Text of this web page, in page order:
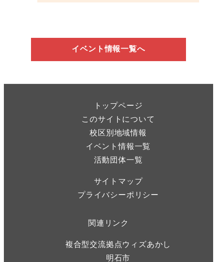
イベント情報一覧へ
トップページ
このサイトについて
校区別地域情報
イベント情報一覧
活動団体一覧
サイトマップ
プライバシーポリシー
関連リンク
複合型交流拠点ウィズあかし
明石市